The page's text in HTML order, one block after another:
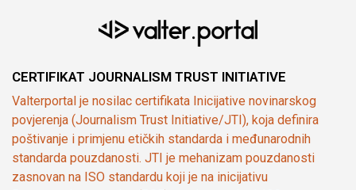
CERTIFIKAT JOURNALISM TRUST INITIATIVE
Valterportal je nosilac certifikata Inicijative novinarskog
povjerenja (Journalism Trust Initiative/JTI), koja definira
poštivanje i primjenu etičkih standarda i međunarodnih
standarda pouzdanosti. JTI je mehanizam pouzdanosti
zasnovan na ISO standardu koji je na inicijativu